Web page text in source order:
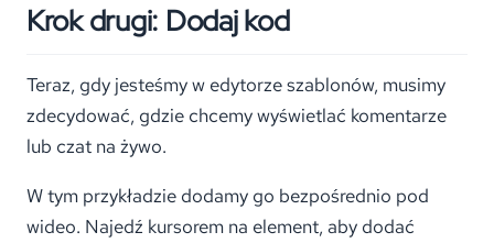
Krok drugi: Dodaj kod
Teraz, gdy jesteśmy w edytorze szablonów, musimy
zdecydować, gdzie chcemy wyświetlać komentarze
lub czat na żywo.
W tym przykładzie dodamy go bezpośrednio pod
wideo. Najedź kursorem na element, aby dodać